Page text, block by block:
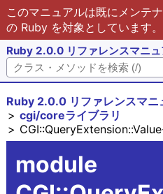
このマニュアルは既にメンテ
の Ruby を対象としています。
Ruby 2.0.0 リファレンスマニュ
Ruby 2.0.0 リファレンスマニ
cgi/coreライブラリ
module